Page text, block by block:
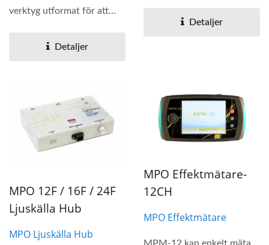
verktyg utformat för att
Detaljer
Detaljer
MPO 12F / 16F / 24F
Ljuskälla Hub
MPO Ljuskälla Hub
MPO Effektmätare-
12CH
MPO Effektmätare